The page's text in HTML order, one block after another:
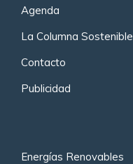
Agenda
La Columna Sostenible
Contacto
Publicidad
Energías Renovables